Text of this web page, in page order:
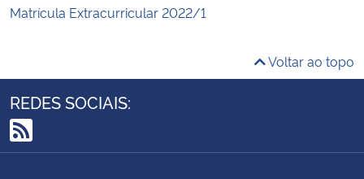
Matrícula Extracurricular 2022/1
Voltar ao topo
REDES SOCIAIS:
RSS